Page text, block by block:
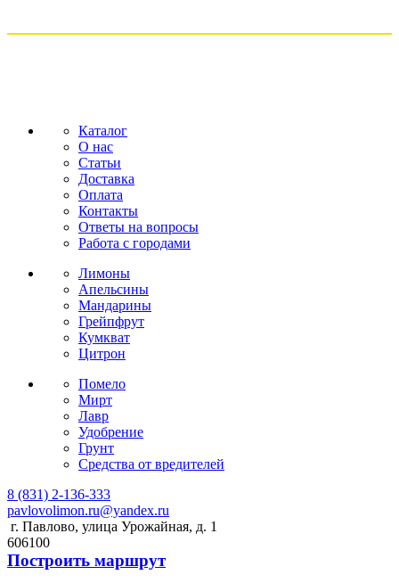
Каталог
О нас
Статьи
Доставка
Оплата
Контакты
Ответы на вопросы
Работа с городами
Лимоны
Апельсины
Мандарины
Грейпфрут
Кумкват
Цитрон
Помело
Мирт
Лавр
Удобрение
Грунт
Средства от вредителей
8 (831) 2-136-333
pavlovolimon.ru@yandex.ru
г. Павлово, улица Урожайная, д. 1
606100
Построить маршрут